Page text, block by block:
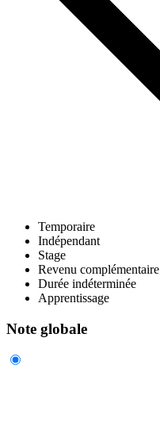
Temporaire
Indépendant
Stage
Revenu complémentaire
Durée indéterminée
Apprentissage
Note globale